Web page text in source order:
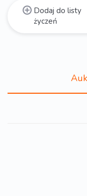
Dodaj do listy
życzeń